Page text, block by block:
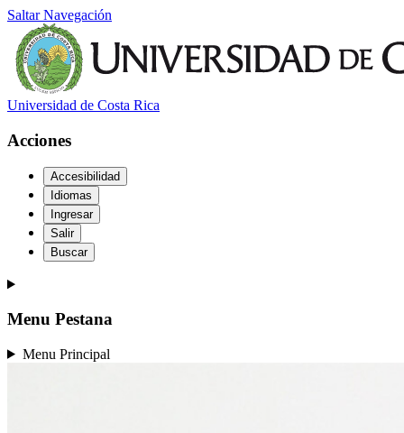
Saltar Navegación
Universidad de Costa Rica
Acciones
Accesibilidad
Idiomas
Ingresar
Salir
Buscar
Menu Pestana
Menu Principal